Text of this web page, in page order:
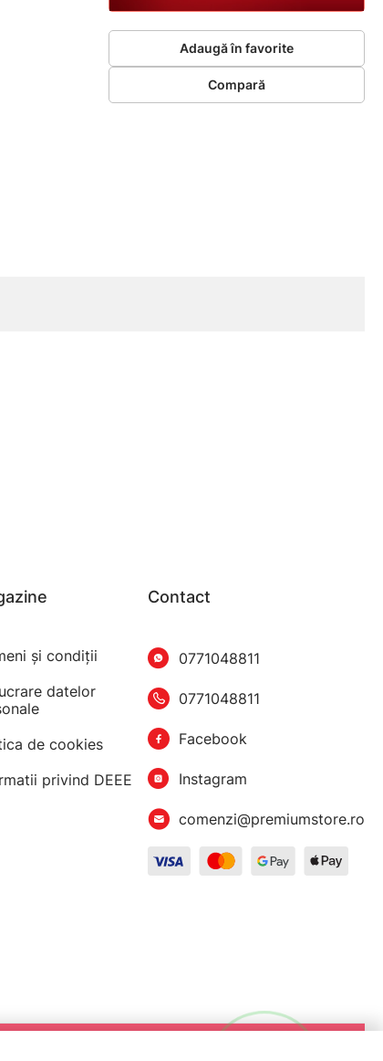
Adaugă în favorite
Compară
şi condiţii
datelor
de cookies
privind DEEE
Contact
0771048811
0771048811
Facebook
Instagram
comenzi@premiumstore.ro